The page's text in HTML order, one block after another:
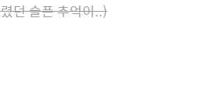
던 슬픈 추억이..)